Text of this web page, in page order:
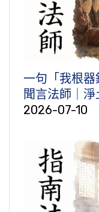
一句「我根器
聞言法師｜
2026-07-10